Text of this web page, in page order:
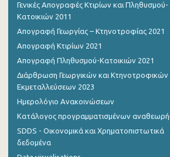
4o Τρίμηνο 2016
3o Τρίμηνο 2016
2o Τρίμηνο 2016
4o Τρίμηνο 2015
1o Τρίμηνο 2013
4o Τρίμηνο 2012
Γενικές Απογραφές Κτιρίων και Πληθυσμού-
Κατοικιών 2011
Απογραφή Γεωργίας – Κτηνοτροφίας 2021
Απογραφή Κτιρίων 2021
Απογραφή Πληθυσμού-Κατοικιών 2021
Διάρθρωση Γεωργικών και Κτηνοτροφικών
Εκμεταλλεύσεων 2023
Ημερολόγιο Ανακοινώσεων
Κατάλογος προγραμματισμένων
SDDS - Οικονομικά και Χρηματοπιστωτικά
δεδομένα